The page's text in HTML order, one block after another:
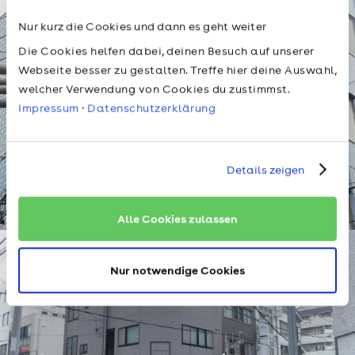
Nur kurz die Cookies und dann es geht weiter
Die Cookies helfen dabei, deinen Besuch auf unserer
Webseite besser zu gestalten. Treffe hier deine Auswahl,
welcher Verwendung von Cookies du zustimmst.
Impressum · Datenschutzerklärung
Details zeigen
Alle Cookies zulassen
Nur notwendige Cookies